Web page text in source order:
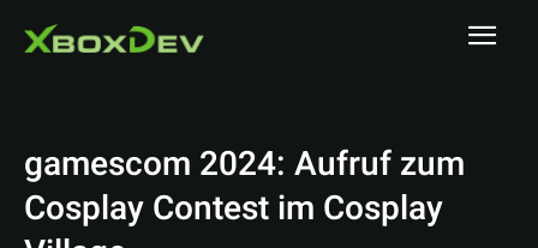
gamescom 2024: Aufruf zum
Cosplay Contest im Cosplay